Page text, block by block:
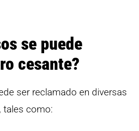
se puede
cesante?
ser reclamado en diversas
tales como: